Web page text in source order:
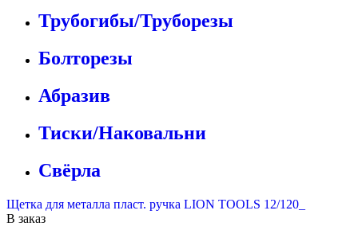
Трубогибы/Труборезы
Болторезы
Абразив
Тиски/Наковальни
Свёрла
Щетка для металла пласт. ручка LION TOOLS 12/120_
В заказ